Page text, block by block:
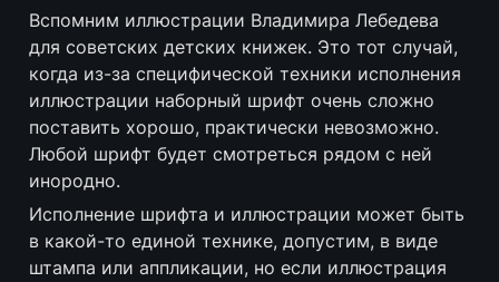
Вспомним иллюстрации Владимира Лебедева
для советских детских книжек. Это тот случай,
когда из-за специфической техники исполнения
иллюстрации наборный шрифт очень сложно
поставить хорошо, практически невозможно.
Любой шрифт будет смотреться рядом с ней
инородно.
Исполнение шрифта и иллюстрации может быть
в какой-то единой технике, допустим, в виде
штампа или аппликации, но если иллюстрация